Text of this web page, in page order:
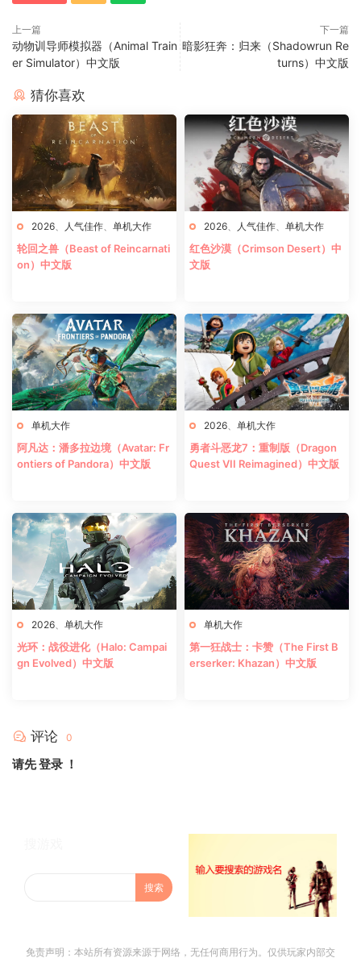
上一篇
动物训导师模拟器（Animal Train
er Simulator）中文版
下一篇
暗影狂奔：归来（Shadowrun Re
turns）中文版
猜你喜欢
2026 人气佳作 单机大作
轮回之兽（Beast of Reincarnati
on）中文版
2026 人气佳作 单机大作
红色沙漠（Crimson Desert）中
文版
单机大作
阿凡达：潘多拉边境（Avatar: Fr
ontiers of Pandora）中文版
2026 单机大作
勇者斗恶龙7：重制版（Dragon
Quest VII Reimagined）中文版
2026 单机大作
光环：战役进化（Halo: Campai
gn Evolved）中文版
单机大作
第一狂战士：卡赞（The First B
erserker: Khazan）中文版
评论 0
请先登录 ！
免责声明：本站所有资源来源于网络，无任何商用行为。仅供玩家内部交